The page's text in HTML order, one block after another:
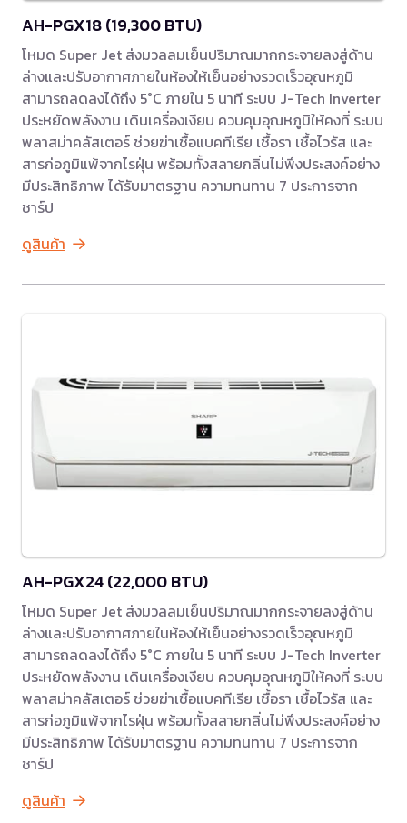
AH-PGX18 (19,300 BTU)
โหมด Super Jet ส่งมวลลมเย็นปริมาณมากกระจายลงสู่ด้าน
ล่างและปรับอากาศภายในห้องให้เย็นอย่างรวดเร็วอุณหภูมิ
สามารถลดลงได้ถึง 5°C ภายใน 5 นาที ระบบ J-Tech Inverter
ประหยัดพลังงาน เดินเครื่องเงียบ ควบคุมอุณหภูมิให้คงที่ ระบบ
พลาสม่าคลัสเตอร์ ช่วยฆ่าเชื้อแบคทีเรีย เชื้อรา เชื้อไวรัส และ
สารก่อภูมิแพ้จากไรฝุ่น พร้อมทั้งสลายกลิ่นไม่พึงประสงค์อย่าง
มีประสิทธิภาพ ได้รับมาตรฐาน ความทนทาน 7 ประการจาก
ชาร์ป
ดูสินค้า
AH-PGX24 (22,000 BTU)
โหมด Super Jet ส่งมวลลมเย็นปริมาณมากกระจายลงสู่ด้าน
ล่างและปรับอากาศภายในห้องให้เย็นอย่างรวดเร็วอุณหภูมิ
สามารถลดลงได้ถึง 5°C ภายใน 5 นาที ระบบ J-Tech Inverter
ประหยัดพลังงาน เดินเครื่องเงียบ ควบคุมอุณหภูมิให้คงที่ ระบบ
พลาสม่าคลัสเตอร์ ช่วยฆ่าเชื้อแบคทีเรีย เชื้อรา เชื้อไวรัส และ
สารก่อภูมิแพ้จากไรฝุ่น พร้อมทั้งสลายกลิ่นไม่พึงประสงค์อย่าง
มีประสิทธิภาพ ได้รับมาตรฐาน ความทนทาน 7 ประการจาก
ชาร์ป
ดูสินค้า